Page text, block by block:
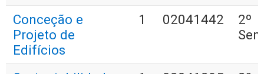
Conceção e
Projeto de
Edifícios
1 02041442
2º